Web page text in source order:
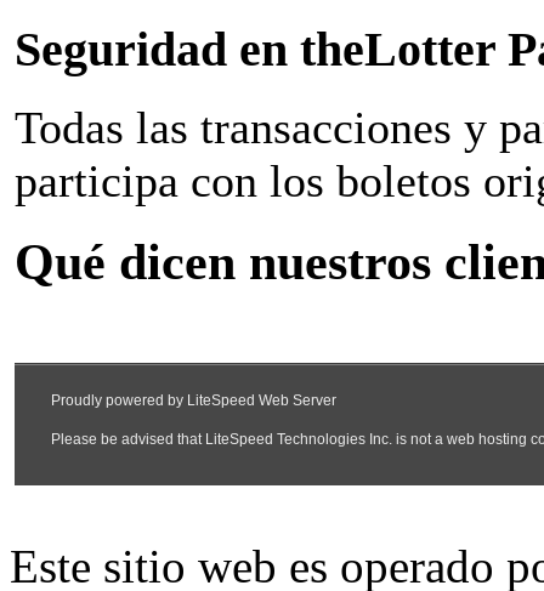
Seguridad en theLotter
Todas las transacciones y
participa con los boletos
Qué dicen nuestros
Este sitio web es operado